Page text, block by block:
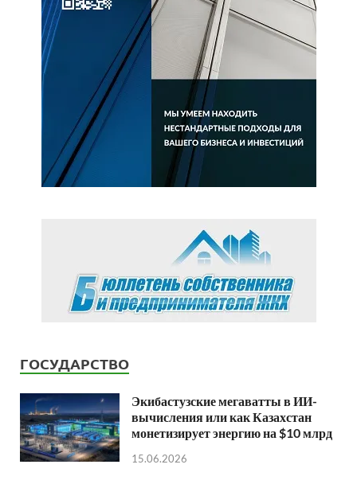
ГОСУДАРСТВО
Экибастузские мегаватты в ИИ-
вычисления или как Казахстан
монетизирует энергию на $10 млрд
15.06.2026